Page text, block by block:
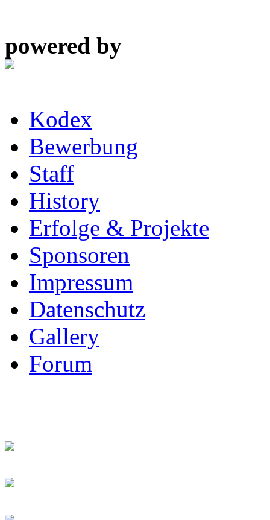
powered by
Kodex
Bewerbung
Staff
History
Erfolge & Projekte
Sponsoren
Impressum
Datenschutz
Gallery
Forum